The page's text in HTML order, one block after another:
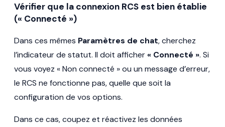
Vérifier que la connexion RCS est bien établie
(« Connecté »)
Dans ces mêmes Paramètres de chat, cherchez
l’indicateur de statut. Il doit afficher« Connecté ». Si
vous voyez « Non connecté » ou un message d’erreur,
le RCS ne fonctionne pas, quelle que soit la
configuration de vos options.
Dans ce cas, coupez et réactivez les données